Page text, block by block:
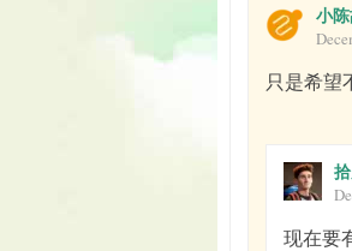
小
只是希望
现在要